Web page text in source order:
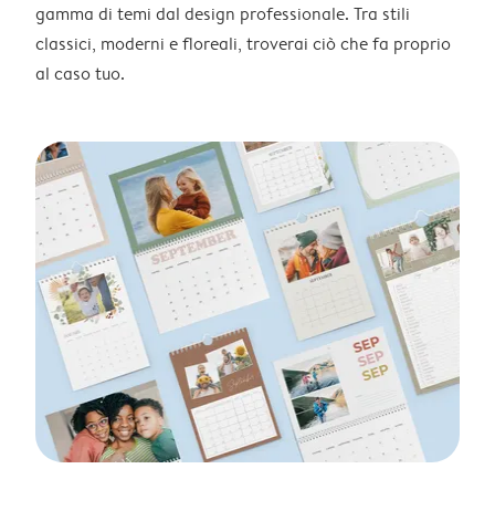
gamma di temi dal design professionale. Tra stili
classici, moderni e floreali, troverai ciò che fa proprio
al caso tuo.